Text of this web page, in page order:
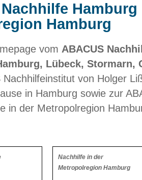
Hamburg
Hamburg
vom ABACUS
Lübeck, Stormarn,
Nachhilfeinstitut von Holger
in Hamburg sowie zur
in der Metropolregion
Nachhilfe in der
Metropolregion Hamburg